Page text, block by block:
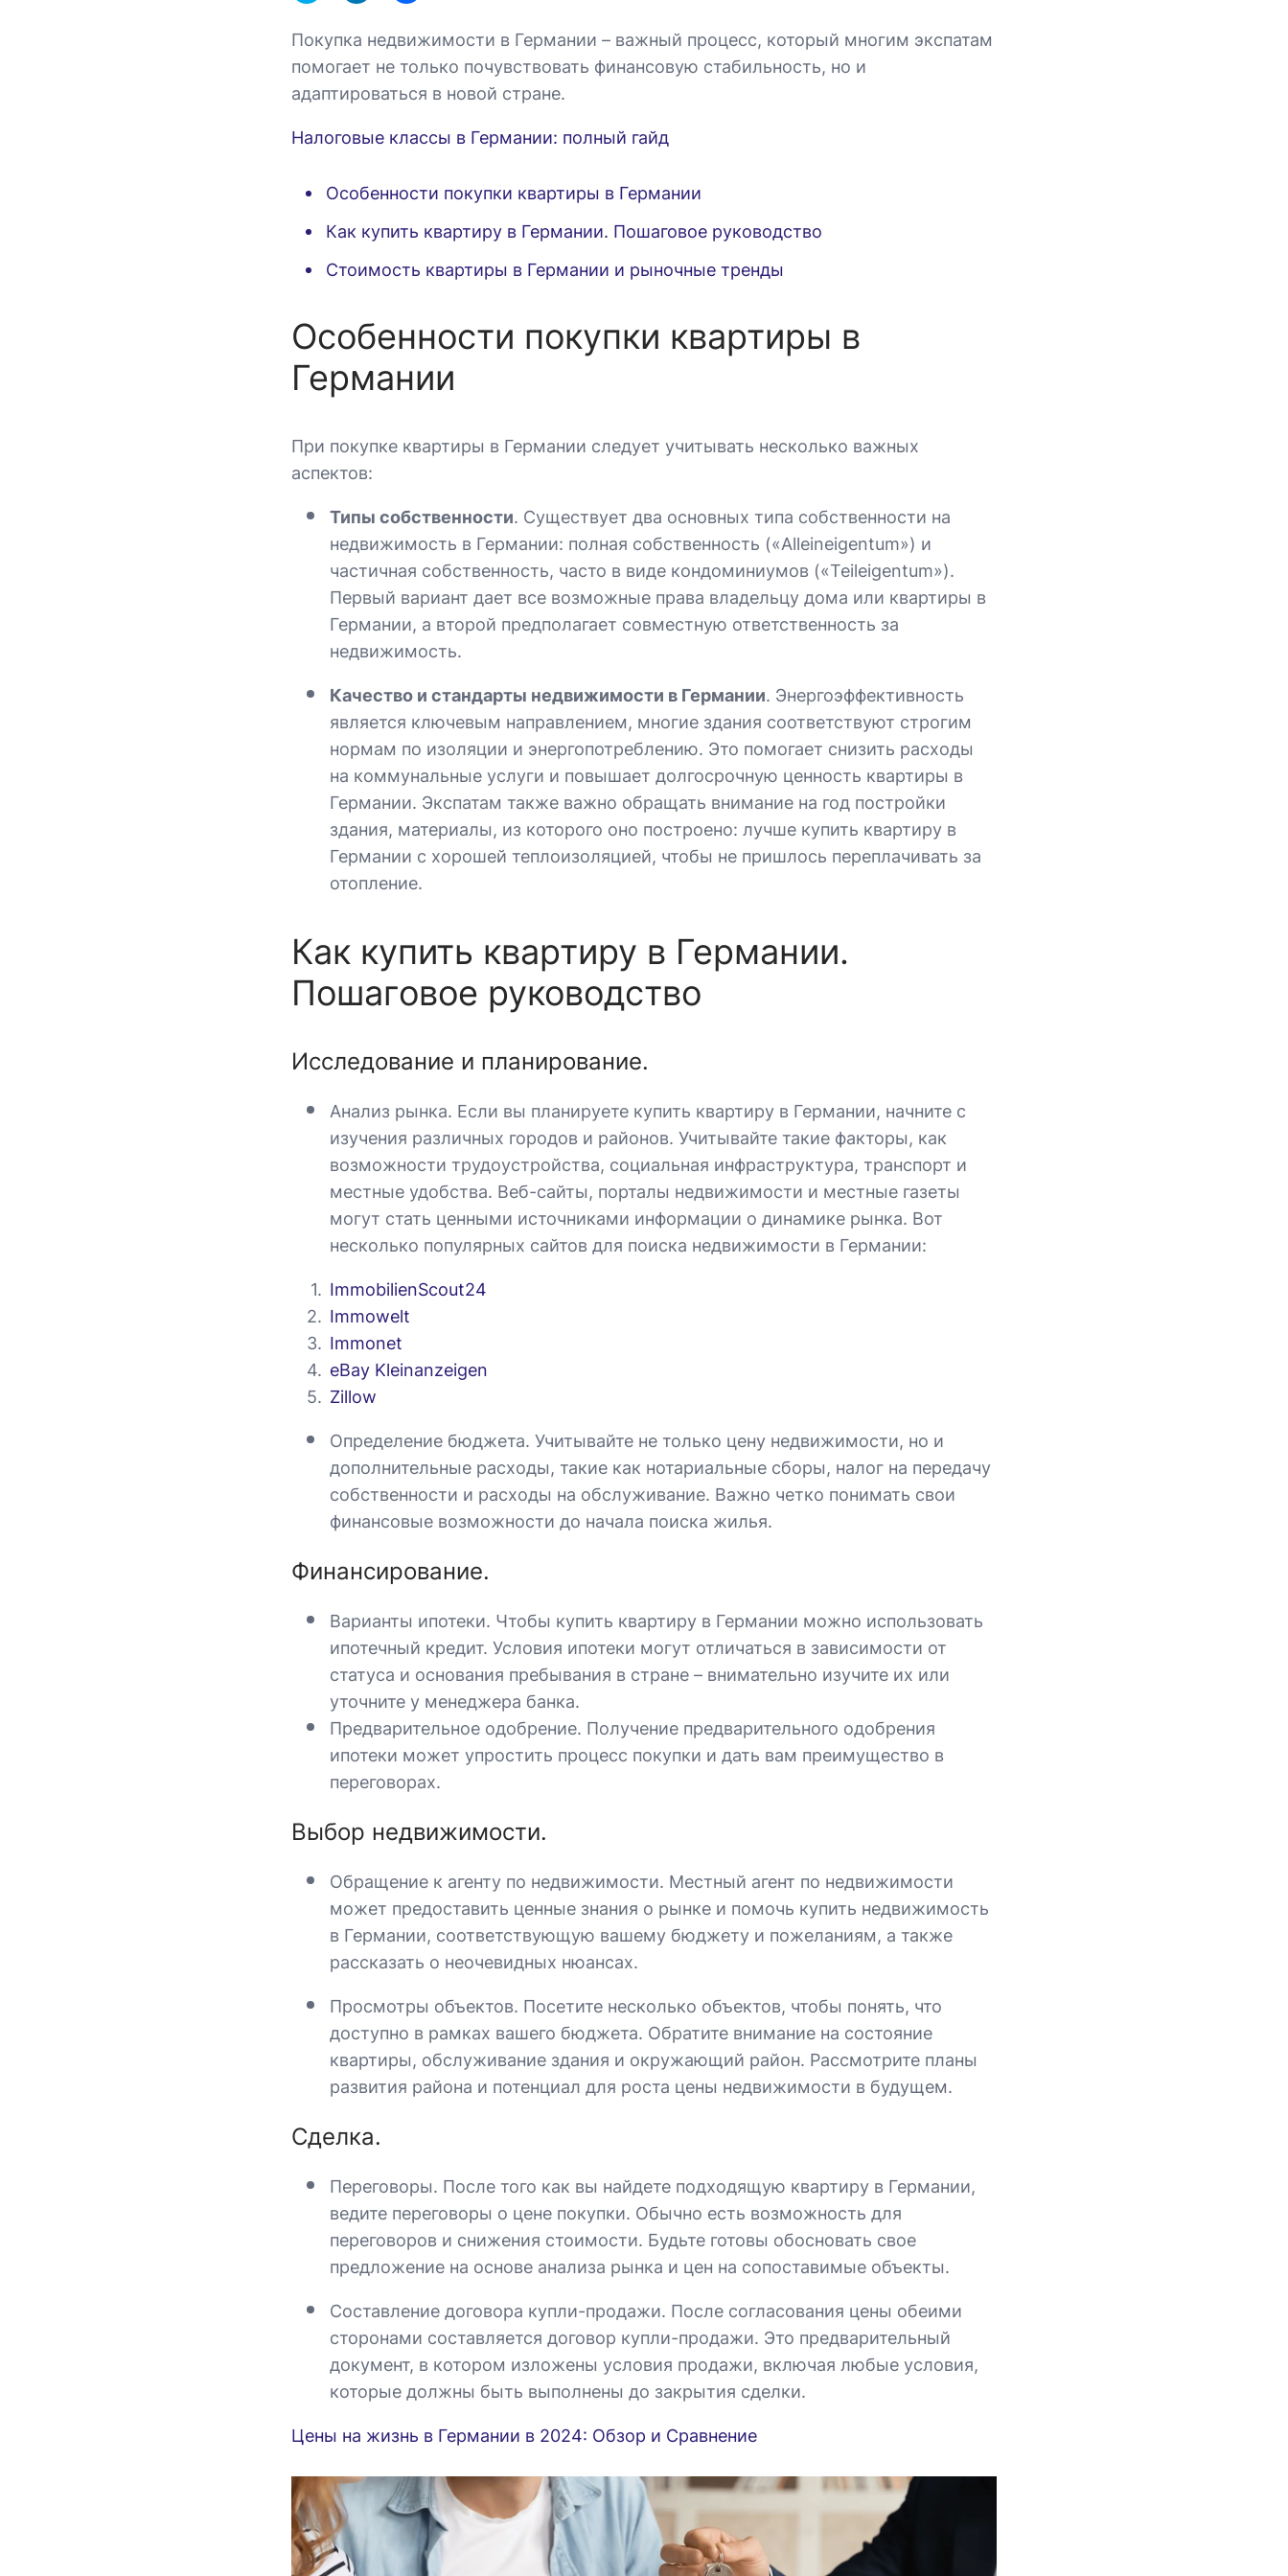
Покупка недвижимости в Германии – важный процесс, который многим экспатам
помогает не только почувствовать финансовую стабильность, но и
адаптироваться в новой стране.
Налоговые классы в Германии: полный гайд
Особенности покупки квартиры в Германии
Как купить квартиру в Германии. Пошаговое руководство
Стоимость квартиры в Германии и рыночные тренды
Особенности покупки квартиры в
Германии
При покупке квартиры в Германии следует учитывать несколько важных
аспектов:
Типы собственности. Существует два основных типа собственности на
недвижимость в Германии: полная собственность («Alleineigentum») и
частичная собственность, часто в виде кондоминиумов («Teileigentum»).
Первый вариант дает все возможные права владельцу дома или квартиры в
Германии, а второй предполагает совместную ответственность за
недвижимость.
Качество и стандарты недвижимости в Германии. Энергоэффективность
является ключевым направлением, многие здания соответствуют строгим
нормам по изоляции и энергопотреблению. Это помогает снизить расходы
на коммунальные услуги и повышает долгосрочную ценность квартиры в
Германии. Экспатам также важно обращать внимание на год постройки
здания, материалы, из которого оно построено: лучше купить квартиру в
Германии с хорошей теплоизоляцией, чтобы не пришлось переплачивать за
отопление.
Как купить квартиру в Германии.
Пошаговое руководство
Исследование и планирование.
Анализ рынка. Если вы планируете купить квартиру в Германии, начните с
изучения различных городов и районов. Учитывайте такие факторы, как
возможности трудоустройства, социальная инфраструктура, транспорт и
местные удобства. Веб-сайты, порталы недвижимости и местные газеты
могут стать ценными источниками информации о динамике рынка. Вот
несколько популярных сайтов для поиска недвижимости в Германии:
ImmobilienScout24
Immowelt
Immonet
eBay Kleinanzeigen
Zillow
Определение бюджета. Учитывайте не только цену недвижимости, но и
дополнительные расходы, такие как нотариальные сборы, налог на передачу
собственности и расходы на обслуживание. Важно четко понимать свои
финансовые возможности до начала поиска жилья.
Финансирование.
Варианты ипотеки. Чтобы купить квартиру в Германии можно использовать
ипотечный кредит. Условия ипотеки могут отличаться в зависимости от
статуса и основания пребывания в стране – внимательно изучите их или
уточните у менеджера банка.
Предварительное одобрение. Получение предварительного одобрения
ипотеки может упростить процесс покупки и дать вам преимущество в
переговорах.
Выбор недвижимости.
Обращение к агенту по недвижимости. Местный агент по недвижимости
может предоставить ценные знания о рынке и помочь купить недвижимость
в Германии, соответствующую вашему бюджету и пожеланиям, а также
рассказать о неочевидных нюансах.
Просмотры объектов. Посетите несколько объектов, чтобы понять, что
доступно в рамках вашего бюджета. Обратите внимание на состояние
квартиры, обслуживание здания и окружающий район. Рассмотрите планы
развития района и потенциал для роста цены недвижимости в будущем.
Сделка.
Переговоры. После того как вы найдете подходящую квартиру в Германии,
ведите переговоры о цене покупки. Обычно есть возможность для
переговоров и снижения стоимости. Будьте готовы обосновать свое
предложение на основе анализа рынка и цен на сопоставимые объекты.
Составление договора купли-продажи. После согласования цены обеими
сторонами составляется договор купли-продажи. Это предварительный
документ, в котором изложены условия продажи, включая любые условия,
которые должны быть выполнены до закрытия сделки.
Цены на жизнь в Германии в 2024: Обзор и Сравнение